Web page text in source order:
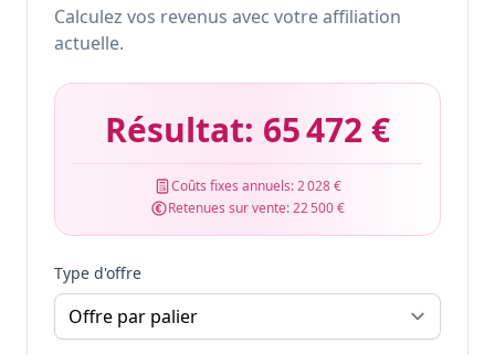
Calculez vos revenus avec votre affiliation
actuelle.
Résultat: 65 472 €
Coûts fixes annuels:2 028 €
Retenues sur vente:22 500 €
Type d'offre